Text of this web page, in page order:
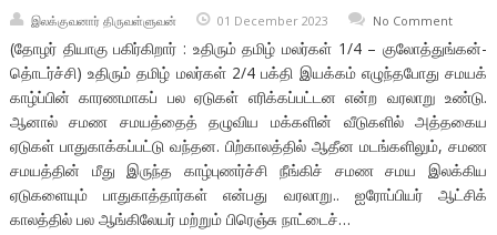
இலக்குவனார் திருவள்ளுவன் 01 December 2023 No Comment
(தோழர் தியாகு பகிர்கிறார் : உதிரும் தமிழ் மலர்கள் 1/4 – குலோத்துங்கன்-
தெ்ாடர்ச்சி) உதிரும் தமிழ் மலர்கள் 2/4 பக்தி இயக்கம் எழுந்தபோது சமயக்
காழ்ப்பின் காரணமாகப் பல ஏடுகள் எரிக்கப்பட்டன என்ற வரலாறு உண்டு.
ஆனால் சமண சமயத்தைத் தழுவிய மக்களின் வீடுகளில் அத்தகைய
ஏடுகள் பாதுகாக்கப்பட்டு வந்தன. பிற்காலத்தில் ஆதீன மடங்களிலும், சமண
சமயத்தின் மீது இருந்த காழ்புணர்ச்சி நீங்கிச் சமண சமய இலக்கிய
ஏடுகளையும் பாதுகாத்தார்கள் என்பது வரலாறு.. ஐரோப்பியர் ஆட்சிக்
காலத்தில் பல ஆங்கிலேயர் மற்றும் பிரெஞ்சு நாட்டைச்…